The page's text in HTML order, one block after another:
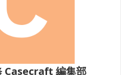
Casecraft 編集部